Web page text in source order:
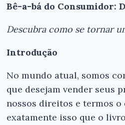
Bê-a-bá do Consumidor:
Descubra como se tornar
Introdução
No mundo atual, somos
que desejam vender seus
nossos direitos e termos o
exatamente isso que o